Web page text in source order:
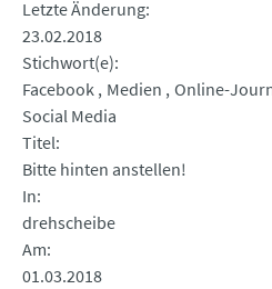
Letzte Änderung
23.02.2018
Stichwort(e)
Facebook Medien Online-
Social Media
Titel
Bitte hinten anstellen!
In
drehscheibe
Am
01.03.2018